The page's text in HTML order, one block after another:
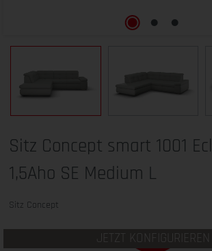
Sitz Concept smart 1001
1,5Aho SE Medium L
Sitz Concept
JETZT KONFIGURIEREN